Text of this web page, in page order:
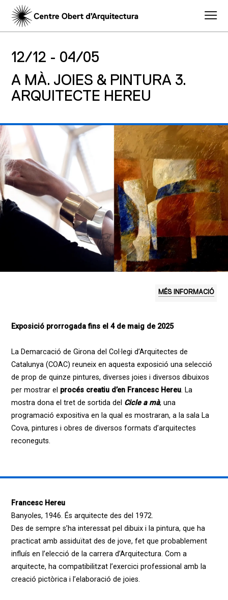
12/12 - 04/05
A MÀ. JOIES & PINTURA 3.
ARQUITECTE HEREU
MÉS INFORMACIÓ
Exposició prorrogada fins el 4 de maig de 2025
La Demarcació de Girona del Col·legi d’Arquitectes de
Catalunya (COAC) reuneix en aquesta exposició una selecció
de prop de quinze pintures, diverses joies i diversos dibuixos
per mostrar el procés creatiu d’en Francesc Hereu. La
mostra dona el tret de sortida del Cicle a mà, una
programació expositiva en la qual es mostraran, a la sala La
Cova, pintures i obres de diversos formats d’arquitectes
reconeguts.
Francesc Hereu
Banyoles, 1946. És arquitecte des del 1972.
Des de sempre s’ha interessat pel dibuix i la pintura, que ha
practicat amb assiduïtat des de jove, fet que probablement
influís en l’elecció de la carrera d’Arquitectura. Com a
arquitecte, ha compatibilitzat l’exercici professional amb la
creació pictòrica i l’elaboració de joies.